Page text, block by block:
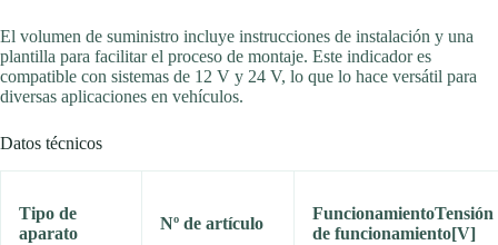
El volumen de suministro incluye instrucciones de instalación y una
plantilla para facilitar el proceso de montaje. Este indicador es
compatible con sistemas de 12 V y 24 V, lo que lo hace versátil para
diversas aplicaciones en vehículos.
Datos técnicos
Tipo de
aparato
Nº de artículo
FuncionamientoTensión
de funcionamiento[V]